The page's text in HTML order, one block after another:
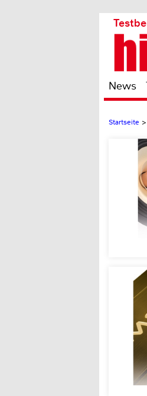
News
Startseite >